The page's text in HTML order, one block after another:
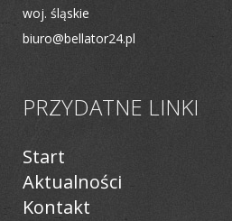
woj. śląskie
biuro@bellator24.pl
PRZYDATNE LINKI
Start
Aktualności
Kontakt